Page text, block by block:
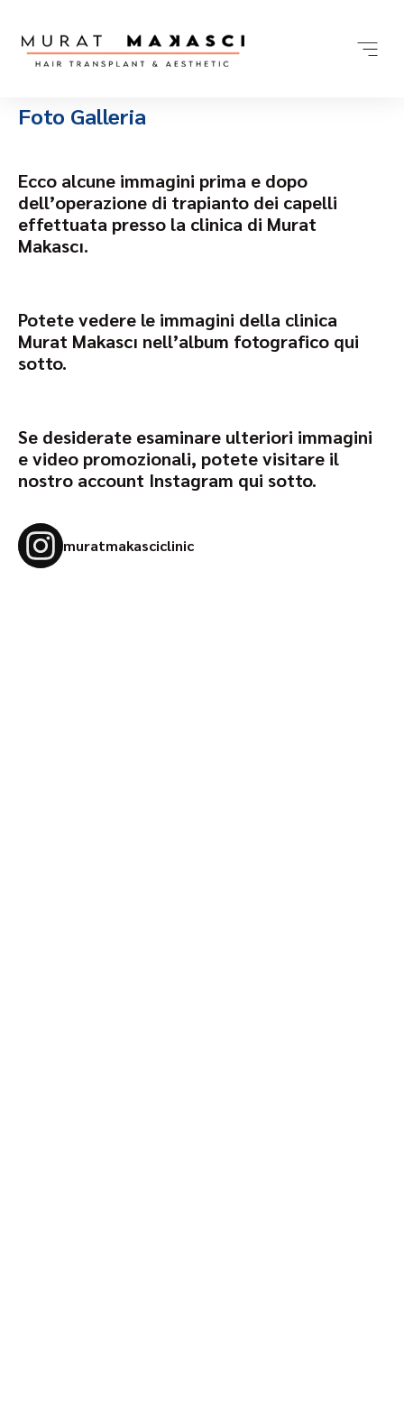
Foto Galleria
Ecco alcune immagini prima e dopo
dell’operazione di trapianto dei capelli
effettuata presso la clinica di Murat
Makascı.
Potete vedere le immagini della clinica
Murat Makascı nell’album fotografico qui
sotto.
Se desiderate esaminare ulteriori immagini
e video promozionali, potete visitare il
nostro account Instagram qui sotto.
muratmakasciclinic